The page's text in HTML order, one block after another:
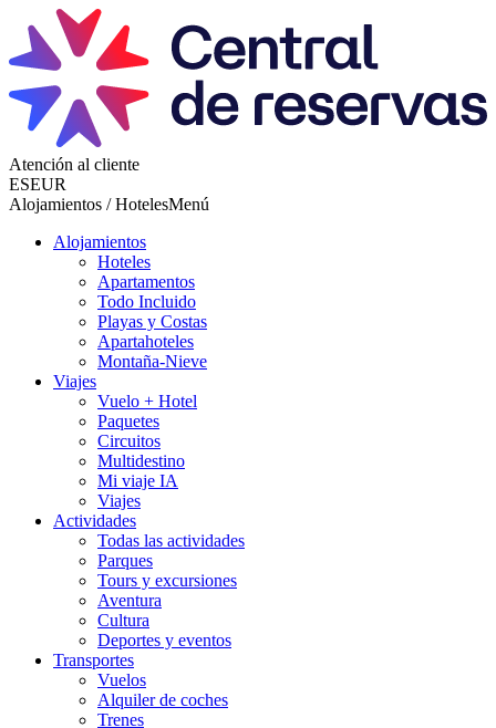
Atención al cliente
ESEUR
Alojamientos / HotelesMenú
Alojamientos
Hoteles
Apartamentos
Todo Incluido
Playas y Costas
Apartahoteles
Montaña-Nieve
Viajes
Vuelo + Hotel
Paquetes
Circuitos
Multidestino
Mi viaje IA
Viajes
Actividades
Todas las actividades
Parques
Tours y excursiones
Aventura
Cultura
Deportes y eventos
Transportes
Vuelos
Alquiler de coches
Trenes